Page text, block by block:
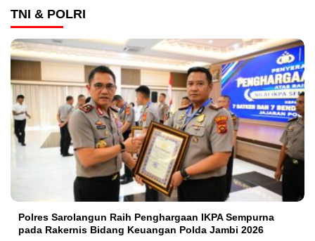
TNI & POLRI
Polres Sarolangun Raih Penghargaan IKPA Sempurna
pada Rakernis Bidang Keuangan Polda Jambi 2026